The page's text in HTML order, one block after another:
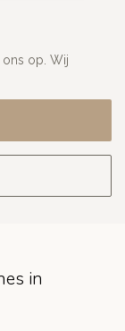
ons op. Wij
in